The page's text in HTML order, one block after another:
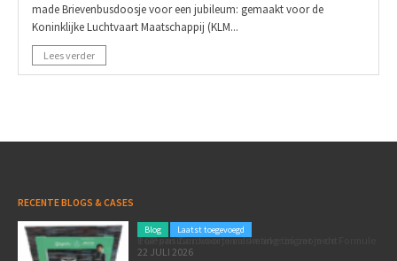
made Brievenbusdoosje voor een jubileum: gemaakt voor de
Koninklijke Luchtvaart Maatschappij (KLM...
Lees verder
RECENTE BLOGS & CASES
Blog Laatst toegevoegd
Poleposition voor je marketing: zó zet je de Formule 1 GP van Zandvoort in als marketingmoment
22 JULI 2026